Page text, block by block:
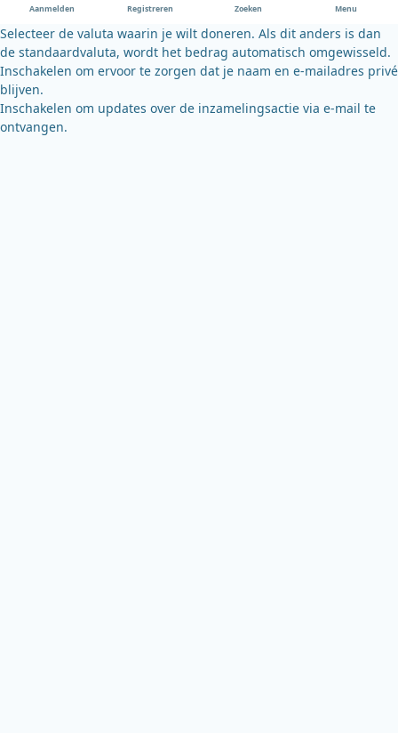
Aanmelden Registreren Zoeken Menu
Selecteer de valuta waarin je wilt doneren. Als dit anders is dan
de standaardvaluta, wordt het bedrag automatisch omgewisseld.
Inschakelen om ervoor te zorgen dat je naam en e-mailadres privé
blijven.
Inschakelen om updates over de inzamelingsactie via e-mail te
ontvangen.